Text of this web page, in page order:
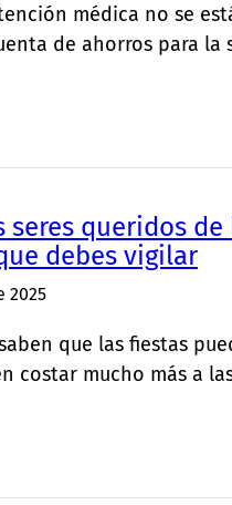
médica no se
de ahorros para la
seres queridos
debes vigilar
2025
que las fiestas
costar mucho más a